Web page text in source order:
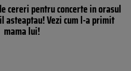
cereri pentru concerte in orasul
asteaptau! Vezi cum l-a primit
mama lui!